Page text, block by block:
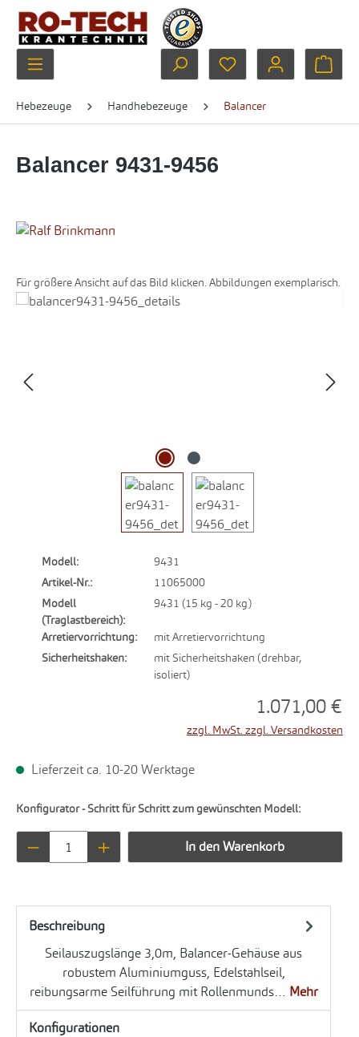
Zum Hauptinhalt springen
Du hast 0 Produkte
Hebezeuge Handhebezeuge Balancer
Balancer 9431-9456
Für größere Ansicht auf das Bild klicken. Abbildungen exemplarisch.
Bildergalerie überspringen
Modell:
9431
Artikel-Nr.:
11065000
Modell
(Traglastbereich):
9431 (15 kg - 20 kg)
Arretiervorrichtung:
mit Arretiervorrichtung
Sicherheitshaken:
mit Sicherheitshaken (drehbar,
isoliert)
1.071,00 €
zzgl. MwSt. zzgl. Versandkosten
Lieferzeit ca. 10-20 Werktage
Konfigurator - Schritt für Schritt zum gewünschten Modell:
Produkt Anzahl: Gib den gewünschten
In den Warenkorb
Beschreibung
Seilauszugslänge 3,0m, Balancer-Gehäuse aus
robustem Aluminiumguss, Edelstahlseil,
reibungsarme Seilführung mit Rollenmunds… Mehr
Konfigurationen